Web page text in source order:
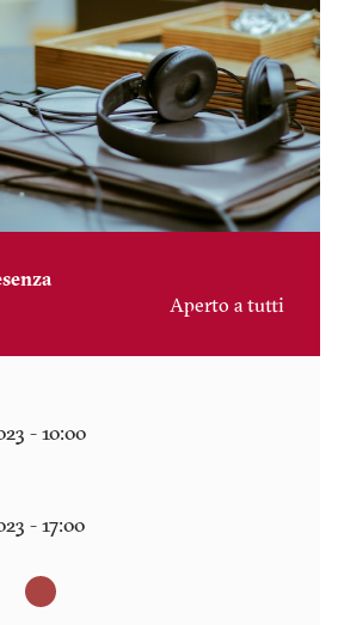
Aperto a tutti
- 10:00
- 17:00